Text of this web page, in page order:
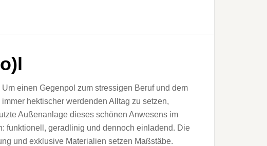
Um einen Gegenpol zum stressigen Beruf und dem
immer hektischer werdenden Alltag zu setzen,
Außenanlage dieses schönen Anwesens im
funktionell, geradlinig und dennoch einladend. Die
und exklusive Materialien setzen Maßstäbe.